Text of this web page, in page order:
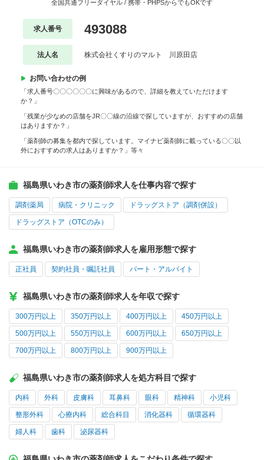
全国共通フリーダイヤル / 携帯・PHPSからでもOKです
求人番号 493088
法人名 株式会社くすりのマルト 川原田店
お問い合わせの例
「求人番号〇〇〇〇〇〇に興味があるので、詳細を教えていただけます
か？」
「残業が少なめの店舗をJR〇〇線の沿線で探していますが、おすすめの店舗
はありますか？」
「薬剤師の募集を都内で探しています。マイナビ薬剤師に載っている〇〇以
外におすすめの求人はありますか？」等々
福島県いわき市の薬剤師求人を仕事内容で探す
調剤薬局 病院・クリニック ドラッグストア（調剤併設）
ドラッグストア（OTCのみ）
福島県いわき市の薬剤師求人を雇用形態で探す
正社員 契約社員・嘱託社員 パート・アルバイト
福島県いわき市の薬剤師求人を年収で探す
300万円以上 350万円以上 400万円以上 450万円以上
500万円以上 550万円以上 600万円以上 650万円以上
700万円以上 800万円以上 900万円以上
福島県いわき市の薬剤師求人を処方科目で探す
内科 外科 皮膚科 耳鼻科 眼科 精神科 小児科
整形外科 心療内科 総合科目 消化器科 循環器科
婦人科 歯科 泌尿器科